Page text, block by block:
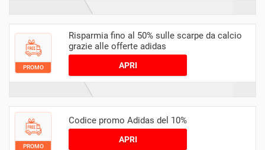
PROMO
Risparmia fino al 50% sulle scarpe da calcio
grazie alle offerte adidas
APRI
PROMO
Codice promo Adidas del 10%
APRI